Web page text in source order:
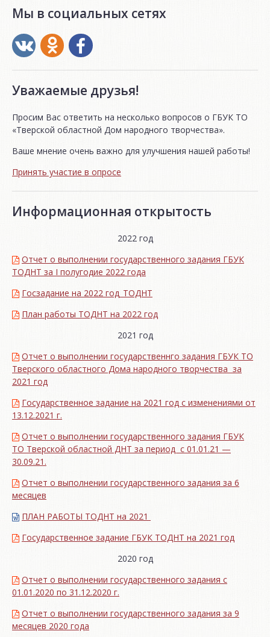
Мы в социальных сетях
Уважаемые друзья!
Просим Вас ответить на несколько вопросов о ГБУК ТО
«Тверской областной Дом народного творчества».
Ваше мнение очень важно для улучшения нашей работы!
Принять участие в опросе
Информационная открытость
2022 год
Отчет о выполнении государственного задания ГБУК
ТОДНТ за I полугодие 2022 года
Госзадание на 2022 год_ТОДНТ
План работы ТОДНТ на 2022 год
2021 год
Отчет о выполнении государственнго задания ГБУК ТО
Тверского областного Дома народного творчества за
2021 год
Государственное задание на 2021 год с изменениями от
13.12.2021 г.
Отчет о выполнении государственного задания ГБУК
ТО Тверской областной ДНТ за период с 01.01.21 —
30.09.21.
Отчет о выполнении государственного задания за 6
месяцев
ПЛАН РАБОТЫ ТОДНТ на 2021
Государственное задание ГБУК ТОДНТ на 2021 год
2020 год
Отчет о выполнении государственного задания с
01.01.2020 по 31.12.2020 г.
Отчет о выполнении государственного задания за 9
месяцев 2020 года